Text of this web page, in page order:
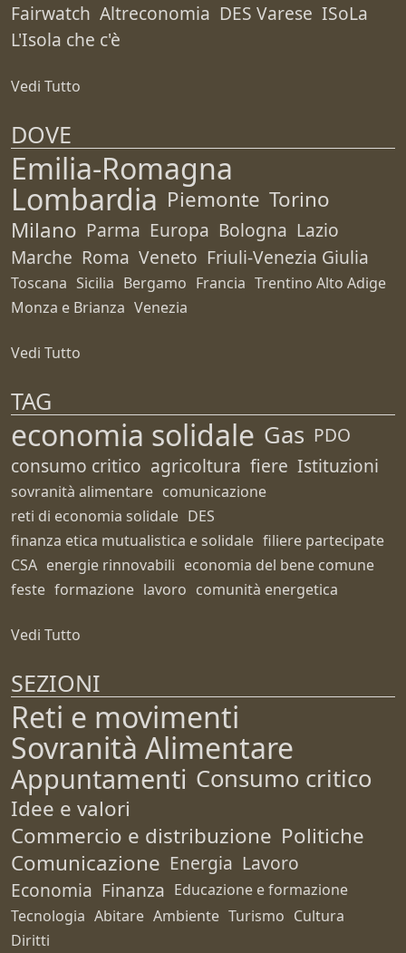
Fairwatch Altreconomia DES Varese ISoLa
L'Isola che c'è
Vedi Tutto
DOVE
Emilia-Romagna
Lombardia Piemonte Torino
Milano Parma Europa Bologna Lazio
Marche Roma Veneto Friuli-Venezia Giulia
Toscana Sicilia Bergamo Francia Trentino Alto Adige
Monza e Brianza Venezia
Vedi Tutto
TAG
economia solidale Gas PDO
consumo critico agricoltura fiere Istituzioni
sovranità alimentare comunicazione
reti di economia solidale DES
finanza etica mutualistica e solidale filiere partecipate
CSA energie rinnovabili economia del bene comune
feste formazione lavoro comunità energetica
Vedi Tutto
SEZIONI
Reti e movimenti
Sovranità Alimentare
Appuntamenti Consumo critico
Idee e valori
Commercio e distribuzione Politiche
Comunicazione Energia Lavoro
Economia Finanza Educazione e formazione
Tecnologia Abitare Ambiente Turismo Cultura
Diritti